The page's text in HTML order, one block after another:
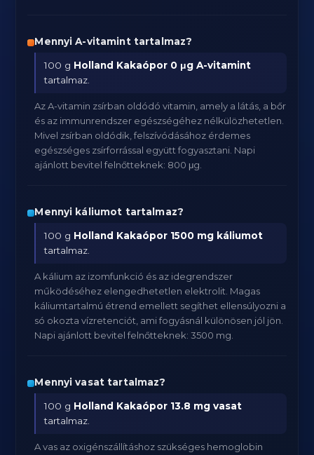
Mennyi A-vitamint tartalmaz?
100 g Holland Kakaópor 0 μg A-vitamint
tartalmaz.
Az A-vitamin zsírban oldódó vitamin, amely a látás, a bőr
és az immunrendszer egészségéhez nélkülözhetetlen.
Mivel zsírban oldódik, felszívódásához érdemes
egészséges zsírforrással együtt fogyasztani. Napi
ajánlott bevitel felnőtteknek: 800 μg.
Mennyi káliumot tartalmaz?
100 g Holland Kakaópor 1500 mg káliumot
tartalmaz.
A kálium az izomfunkció és az idegrendszer
működéséhez elengedhetetlen elektrolit. Magas
káliumtartalmú étrend emellett segíthet ellensúlyozni a
só okozta vízretenciót, ami fogyásnál különösen jól jön.
Napi ajánlott bevitel felnőtteknek: 3500 mg.
Mennyi vasat tartalmaz?
100 g Holland Kakaópor 13.8 mg vasat
tartalmaz.
A vas az oxigénszállításhoz szükséges hemoglobin